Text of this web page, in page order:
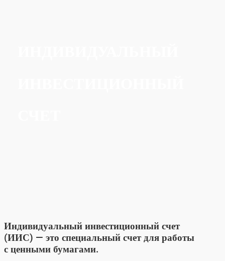
Индивидуальный инвестиционный счет
(ИИС) — это специальный счет для работы
с ценными бумагами.